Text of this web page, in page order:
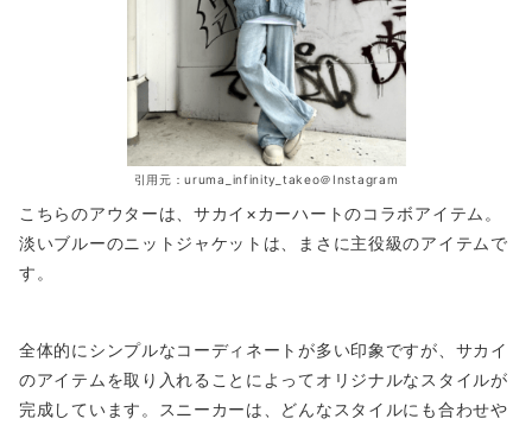
引用元：uruma_infinity_takeo＠Instagram
こちらのアウターは、サカイ×カーハートのコラボアイテム。
淡いブルーのニットジャケットは、まさに主役級のアイテムで
す。
全体的にシンプルなコーディネートが多い印象ですが、サカイ
のアイテムを取り入れることによってオリジナルなスタイルが
完成しています。スニーカーは、どんなスタイルにも合わせや